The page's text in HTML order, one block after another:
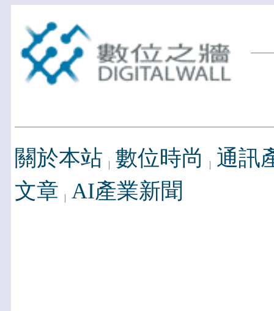
關於本站 數位時尚
通訊
文章 AI產業新聞